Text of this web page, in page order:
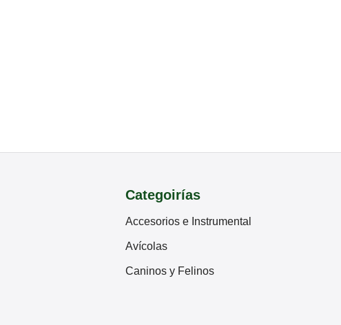
Categoirías
Accesorios e Instrumental
Avícolas
Caninos y Felinos